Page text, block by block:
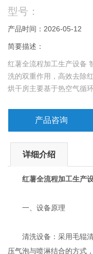
型号：
产品时间：2026-05-12
简要描述：
红薯全流程加工生产设备
洗的双重作用，高效去除
烘干房主要基于热空气循
产品咨询
详细介绍
红薯全流程加工生产
一、设备原理
清洗设备：采用毛辊清
压气泡与喷淋结合的方式，